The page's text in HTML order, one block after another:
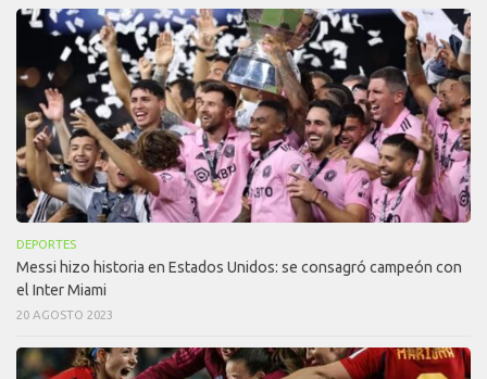
DEPORTES
Messi hizo historia en Estados Unidos: se consagró campeón con
el Inter Miami
20 AGOSTO 2023